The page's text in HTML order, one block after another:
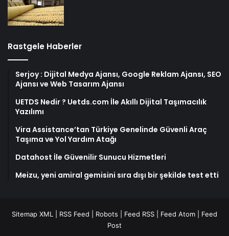
Rastgele Haberler
Serjoy : Dijital Medya Ajansı, Google Reklam Ajansı, SEO
Ajansı ve Web Tasarım Ajansı
UETDS Nedir ? Uetds.com İle Akıllı Dijital Taşımacılık
Yazılımı
Vira Assistance’tan Türkiye Genelinde Güvenli Araç
Taşıma ve Yol Yardım Atağı
Datahost İle Güvenilir Sunucu Hizmetleri
Meizu, yeni amiral gemisini sıra dışı bir şekilde test etti
Sitemap XML RSS Feed Robots Feed RSS Feed Atom
Feed
Post